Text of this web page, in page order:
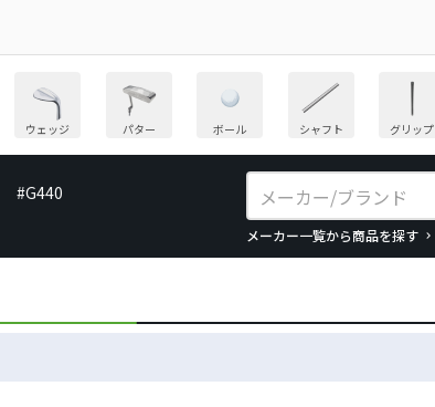
ウェッジ パター ボール シャフト グリップ
#G440
メーカー一覧から商品を探す